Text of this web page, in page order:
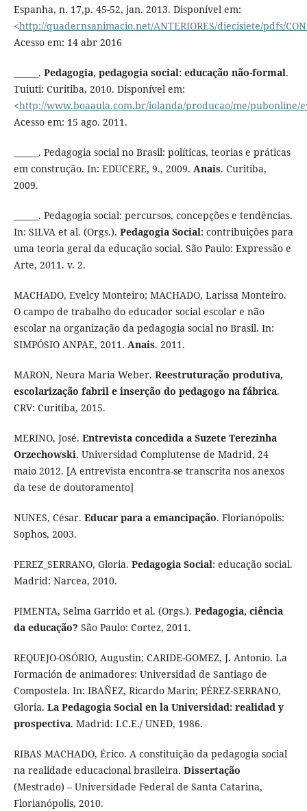
Espanha, n. 17,p. 45-52, jan. 2013. Disponível em:
<http://quadernsanimacio.net/ANTERIORES/diecisiete/pdfs/
Acesso em: 14 abr 2016
______. Pedagogia, pedagogia social: educação não-formal.
Tuiuti: Curitiba, 2010. Disponível em:
<http://www.boaaula.com.br/iolanda/producao/me/pubonline/
Acesso em: 15 ago. 2011.
______. Pedagogia social no Brasil: políticas, teorias e práticas
em construção. In: EDUCERE, 9., 2009. Anais. Curitiba,
2009.
______. Pedagogia social: percursos, concepções e tendências.
In: SILVA et al. (Orgs.). Pedagogia Social: contribuições para
uma teoria geral da educação social. São Paulo: Expressão e
Arte, 2011. v. 2.
MACHADO, Evelcy Monteiro; MACHADO, Larissa Monteiro.
O campo de trabalho do educador social escolar e não
escolar na organização da pedagogia social no Brasil. In:
SIMPÓSIO ANPAE, 2011. Anais. 2011.
MARON, Neura Maria Weber. Reestruturação produtiva,
escolarização fabril e inserção do pedagogo na fábrica.
CRV: Curitiba, 2015.
MERINO, José. Entrevista concedida a Suzete Terezinha
Orzechowski. Universidad Complutense de Madrid, 24
maio 2012. [A entrevista encontra-se transcrita nos anexos
da tese de doutoramento]
NUNES, César. Educar para a emancipação. Florianópolis:
Sophos, 2003.
PEREZ_SERRANO, Gloria. Pedagogia Social: educação social.
Madrid: Narcea, 2010.
PIMENTA, Selma Garrido et al. (Orgs.). Pedagogia, ciência
da educação? São Paulo: Cortez, 2011.
REQUEJO-OSÓRIO, Augustin; CARIDE-GOMEZ, J. Antonio. La
Formación de animadores: Universidad de Santiago de
Compostela. In: IBAÑEZ, Ricardo Marin; PÉREZ-SERRANO,
Gloria. La Pedagogia Social en la Universidad: realidad y
prospectiva. Madrid: I.C.E./ UNED, 1986.
RIBAS MACHADO, Érico. A constituição da pedagogia social
na realidade educacional brasileira. Dissertação
(Mestrado) – Universidade Federal de Santa Catarina,
Florianópolis, 2010.